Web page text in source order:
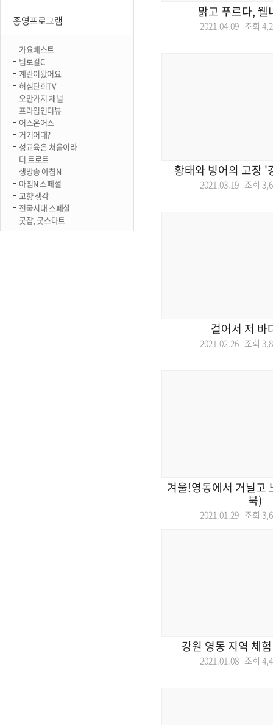
종영프로그램
가요베스트
팀로컬C
계란이왔어요
허심탄회TV
오만가지 채널
프라임인터뷰
어스온어스
거기어때?
성교육은 처음이라
더 트로트
생방송 아침N
아침N 스페셜
고향 생각
전국시대 스페셜
굿잡, 굿스타트
맑고 푸르다, 웰
2021.04.09 조회
황태와 빙어의 고장 '
2021.03.19 조회
걸어서 저 바
2021.02.26 조회
겨울!영동에서 거닐고
북)
2021.01.29 조회
강원 영동 지역 체
2021.01.08 조회